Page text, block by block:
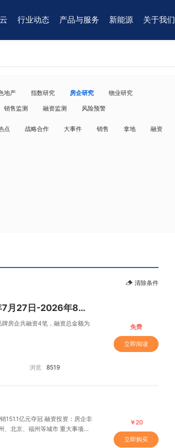
行业动态 产品与服务 新能源 关于我们
地产 指数研究 房企研究 物业研究
销售监测 融资监测 风险预警
点 战略合作 大事件 销售 拿地 融资
清除条件
《中国房地产企业资讯监测报告《2026年7月27日-2026年8月2日》
房企共融资4笔，融资总金额为
浏览 8519
免费
立即阅读
151.1亿元夺冠 融资投资：房企非
、北京、福州等城市 重大事项：
￥20
立即购买